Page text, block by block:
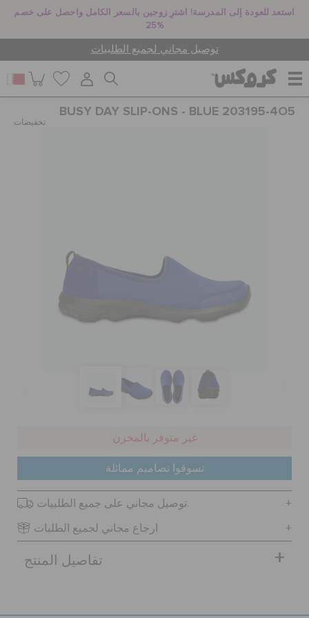
استعد للعودة إلى المدرسة! اشترِ زوجين بالسعر الكامل واحصل على خصم
25%
توصيل مجاني لجميع الطلبيات
كروكس لمكان العمل
تسجيل الدخول / اشتراك
تحديد موقع المتجر
BUSY DAY SLIP-ONS - BLUE 203195-4O5
تخفيضات
غير متوفر بالمخزن
تسوقوا تصاميم ممائلة
توصيل مجاني على جميع الطلبيات.
ارجاع مجاني لجميع الطلبات
تفاصيل المنتج